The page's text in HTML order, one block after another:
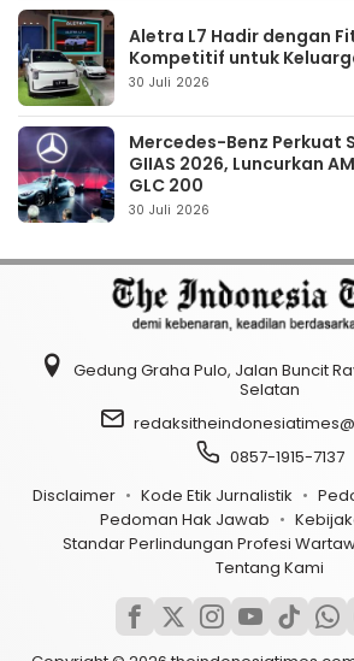
Aletra L7 Hadir dengan
Kompetitif untuk
30 Juli 2026
Mercedes-Benz Perkuat
GIIAS 2026, Luncurkan
GLC 200
30 Juli 2026
Gedung Graha Pulo, Jalan Buncit
Selatan
0857-1915-7137
Disclaimer
Kode Etik Jurnalistik
Pedoman Hak Jawab
Standar Perlindungan Profesi
Tentang Kami